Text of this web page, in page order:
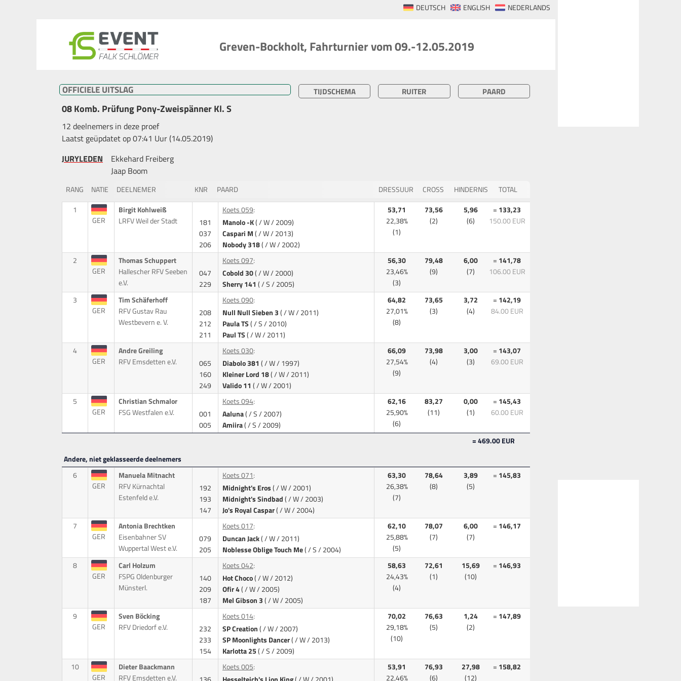
NEDERLANDS
ENGLISH
DEUTSCH
Greven-Bockholt, Fahrturnier vom 09.-12.05.2019
OFFICIELE UITSLAG TIJDSCHEMA RUITER PAARD
08 Komb. Prüfung Pony-Zweispänner Kl. S
12 deelnemers in deze proef
Laatst geüpdatet op 07:41 Uur (14.05.2019)
JURYLEDEN
Ekkehard Freiberg
Jaap Boom
RANG NATIE DEELNEMER KNR PAARD DRESSUUR CROSS HINDERNIS
TOTAL
1
GER
Birgit Kohlweiß
LRFV Weil der Stadt
181
037
206
Koets 059:
Manolo -K( / W / 2009)
Caspari M( / W / 2013)
Nobody 318( / W / 2002)
53,71
22,38%
(1)
73,56
(2)
5,96
(6)
= 133,23
150.00 EUR
2
GER
Thomas Schuppert
Hallescher RFV Seeben
e.V.
047
229
Koets 097:
Cobold 30( / W / 2000)
Sherry 141 ( / S / 2005)
56,30
23,46%
(3)
79,48
(9)
6,00
(7)
= 141,78
106.00 EUR
3
GER
Tim Schäferhoff
RFV Gustav Rau
Westbevern e. V.
208
212
211
Koets 090:
Null Null Sieben 3( / W / 2011)
Paula TS( / S / 2010)
Paul TS( / W / 2011)
64,82
27,01%
(8)
73,65
(3)
3,72
(4)
= 142,19
84.00 EUR
4
GER
Andre Greiling
RFV Emsdetten e.V.
065
160
249
Koets 030:
Diabolo 381 ( / W / 1997)
Kleiner Lord 18( / W / 2011)
Valido 11 ( / W / 2001)
66,09
27,54%
(9)
73,98
(4)
3,00
(3)
= 143,07
69.00 EUR
5
GER
Christian Schmalor
FSG Westfalen e.V.
001
005
Koets 094:
Aaluna( / S / 2007)
Amiira( / S / 2009)
62,16
25,90%
(6)
83,27
(11)
0,00
(1)
= 145,43
60.00 EUR
= 469.00 EUR
Andere, niet geklasseerde deelnemers
6
GER
Manuela Mitnacht
RFV Kürnachtal
Estenfeld e.V.
192
193
147
Koets 071:
Midnight's Eros( / W / 2001)
Midnight's Sindbad( / W / 2003)
Jo's Royal Caspar( / W / 2004)
63,30
26,38%
(7)
78,64
(8)
3,89
(5)
= 145,83
7
GER
Antonia Brechtken
Eisenbahner SV
Wuppertal West e.V.
079
205
Koets 017:
Duncan Jack( / W / 2011)
Noblesse Oblige Touch Me( / S / 2004)
62,10
25,88%
(5)
78,07
(7)
6,00
(7)
= 146,17
8
GER
Carl Holzum
FSPG Oldenburger
Münsterl.
140
209
187
Koets 042:
Hot Choco( / W / 2012)
Ofir 4( / W / 2005)
Mel Gibson 3( / W / 2005)
58,63
24,43%
(4)
72,61
(1)
15,69
(10)
= 146,93
9
GER
Sven Böcking
RFV Driedorf e.V.
232
233
154
Koets 014:
SP Creation( / W / 2007)
SP Moonlights Dancer( / W / 2013)
Karlotta 25( / S / 2009)
70,02
29,18%
(10)
76,63
(5)
1,24
(2)
= 147,89
10
GER
Dieter Baackmann
RFV Emsdetten e.V.
Koets 005:
53,91
22,46%
76,93
(6)
27,98
(12)
= 158,82